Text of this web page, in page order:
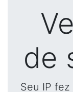
de
Seu IP